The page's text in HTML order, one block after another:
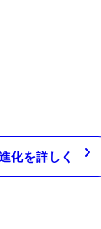
化を詳しく